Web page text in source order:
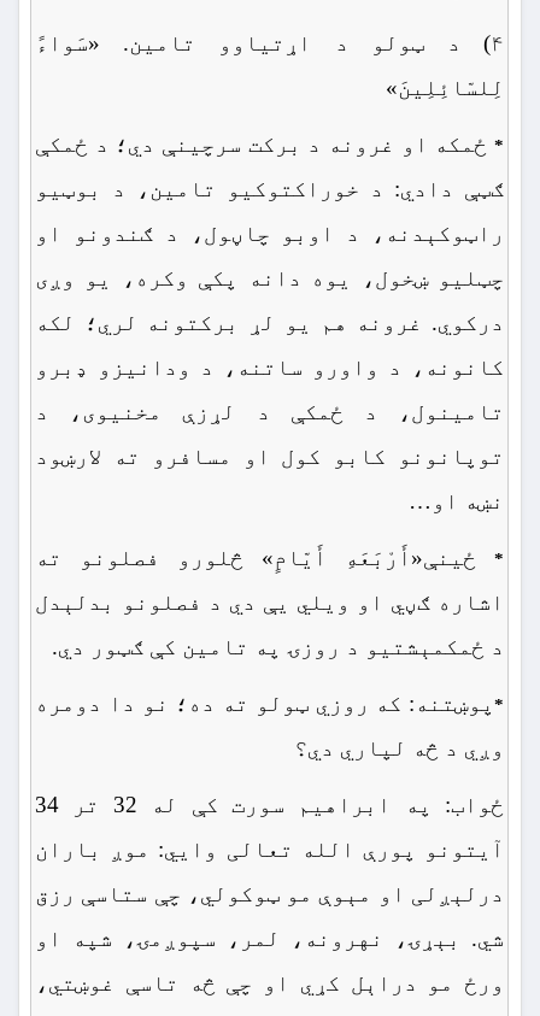
۴) د ټولو د اړتیاوو تامین. «سَواءً
لِلسّائِلِینَ»
* ځمکه او غرونه د برکت سرچینې دي؛ د ځمکې
ګټې دادي: د خوراکتوکیو تامین، د بوټیو
راټوکېدنه، د اوبو چاڼول، د ګندونو او
چټلیو ښخول، یوه دانه پکې وکره، یو وږی
درکوي. غرونه هم یو لړ برکتونه لري؛ لکه
کانونه، د واورو ساتنه، د ودانیزو ډبرو
تامینول، د ځمکې د لړزې مخنیوی، د
توپانونو کابو کول او مسافر‎و ته لارښود
نښه او…
*
ځینې«أَرْبَعَهِ أَیّامٍ» څلورو فصلونو ته
اشاره ګڼي او ویلي یې دي د فصلونو بدلېدل
د ځمکمېشتیو د روزۍ په تامین کې ګټور دي.
* پوښتنه: که روزي ټولو ته ده؛ نو دا دومره
وږي د څه لپاري دي؟
ځواب: په ابراهیم سورت کې له 32 تر 34
آیتونو پورې الله تعالی وايي: موږ باران
درلېږلی او مېوې مو ټوکولي، چې ستاسې رزق
شي. بېړۍ، نهرونه، لمر، سپوږمۍ، شپه او
ورځ مو دراېل کړي او چې څه تاسې غوښتي،